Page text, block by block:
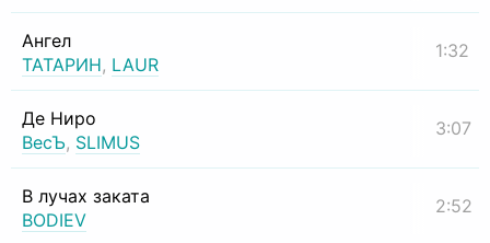
Ангел
ТАТАРИН, LAUR
1:32
Де Ниро
ВесЪ, SLIMUS
3:07
В лучах заката
BODIEV
2:52